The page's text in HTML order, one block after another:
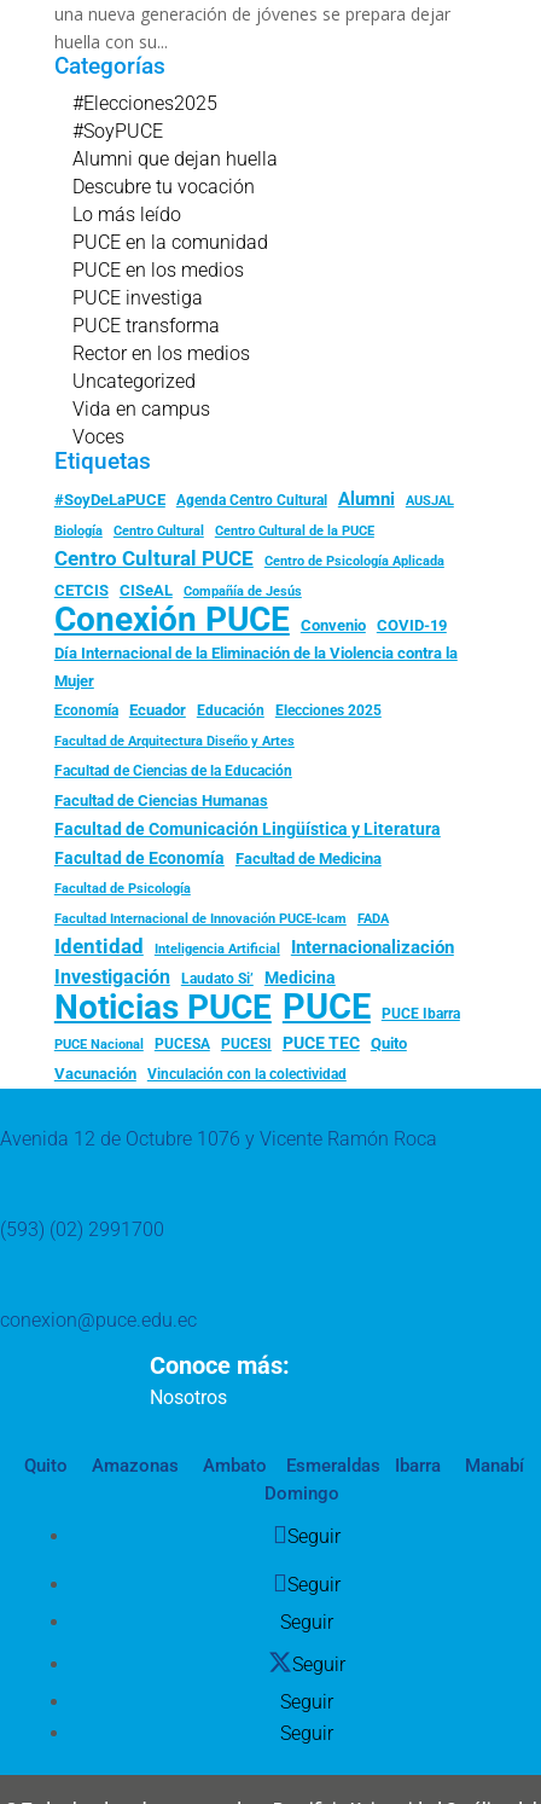
una nueva generación de jóvenes se prepara dejar
huella con su...
Categorías
#Elecciones2025
#SoyPUCE
Alumni que dejan huella
Descubre tu vocación
Lo más leído
PUCE en la comunidad
PUCE en los medios
PUCE investiga
PUCE transforma
Rector en los medios
Uncategorized
Vida en campus
Voces
Etiquetas
#SoyDeLaPUCE Agenda Centro Cultural Alumni
AUSJAL
Biología
Centro Cultural Centro Cultural de la PUCE
Centro Cultural PUCE Centro de Psicología Aplicada
CETCIS CISeAL Compañía de Jesús
Conexión PUCE Convenio
COVID-19
Día Internacional de la Eliminación de la Violencia contra la
Mujer
Economía Ecuador Educación Elecciones 2025
Facultad de Arquitectura Diseño y Artes
Facultad de Ciencias de la Educación
Facultad de Ciencias Humanas
Facultad de Comunicación Lingüística y Literatura
Facultad de Economía Facultad de Medicina
Facultad de Psicología
Facultad Internacional de Innovación PUCE-Icam FADA
Identidad Inteligencia Artificial Internacionalización
Investigación Laudato Si’ Medicina
Noticias PUCE PUCE PUCE Ibarra
PUCE Nacional PUCESA PUCESI PUCE TEC
Quito
Vacunación
Vinculación con la colectividad
Avenida 12 de Octubre 1076 y Vicente Ramón Roca
(593) (02) 2991700
conexion@puce.edu.ec
Conoce más:
Nosotros
Quito Amazonas Ambato Esmeraldas Ibarra
Manabí
Domingo
Seguir
Seguir
Seguir
Seguir
Seguir
Seguir